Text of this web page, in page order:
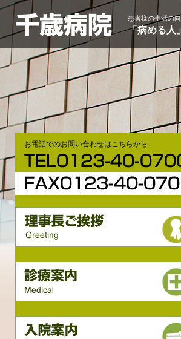
患者様の生活の
「病める人
お電話でのお問い合わせはこちらから